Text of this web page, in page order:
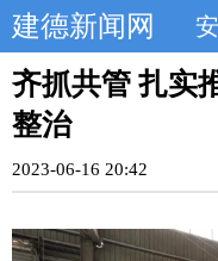
建德新闻网
齐抓共管 扎实
整治
2023-06-16 20:42